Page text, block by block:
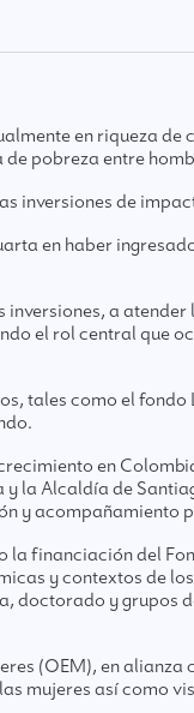
en riqueza
pobreza entre
inversiones de
en haber
inversiones, a
el rol central que
tales como el
en
la Alcaldía de
y acompañamiento
la financiación del
y contextos de
doctorado y grupos
(OEM), en alianza
mujeres así como